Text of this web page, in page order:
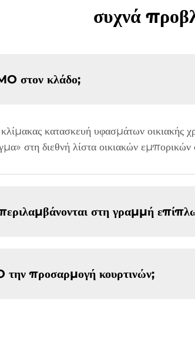
συχνά
στον κλάδο;
κατασκευή υφασμάτων οικιακής
στη διεθνή λίστα οικιακών
στη γραμμή
προσαρμογή κουρτινών;